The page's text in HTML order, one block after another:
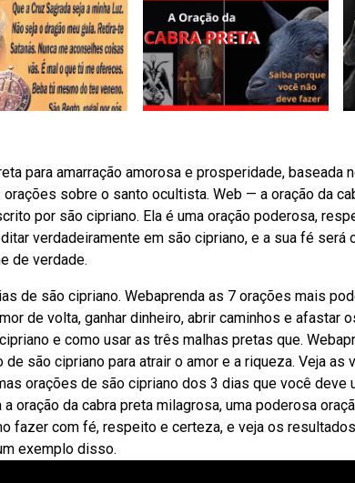
para amarração amorosa e prosperidade, baseada
sobre o santo ocultista. Web — a oração da
por são cipriano. Ela é uma oração poderosa,
verdadeiramente em são cipriano, e a sua fé será
de verdade.
de são cipriano. Webaprenda as 7 orações mais
de volta, ganhar dinheiro, abrir caminhos e afastar
e como usar as três malhas pretas que.
são cipriano para atrair o amor e a riqueza. Veja
orações de são cipriano dos 3 dias que você deve
oração da cabra preta milagrosa, uma poderosa
fazer com fé, respeito e certeza, e veja os
exemplo disso.